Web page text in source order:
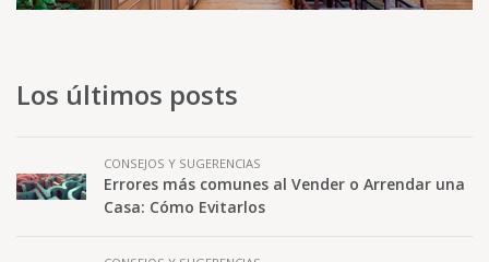
Los últimos posts
CONSEJOS Y SUGERENCIAS
Errores más comunes al Vender o Arrendar una
Casa: Cómo Evitarlos